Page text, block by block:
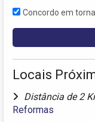
Concordo em
Locais
Distância de 2
Reformas